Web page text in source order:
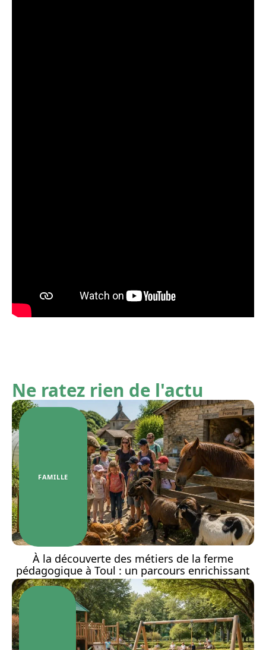
Ne ratez rien de l'actu
FAMILLE
À la découverte des métiers de la ferme
pédagogique à Toul : un parcours enrichissant